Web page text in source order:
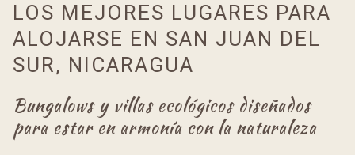
de
la
de
en
los
enlaces,
actualizará
el
LOS MEJORES LUGARES PARA
ALOJARSE EN SAN JUAN DEL
SUR, NICARAGUA
Bungalows y villas ecológicos diseñados
para estar en armonía con la naturaleza